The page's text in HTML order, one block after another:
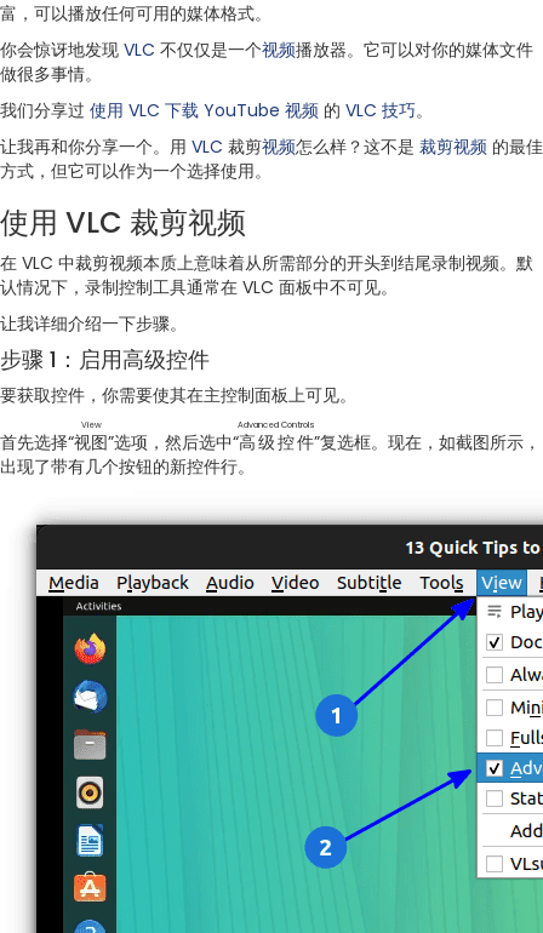
富，可以播放任何可用的媒体格式。
你会惊讶地发现 VLC 不仅仅是一个视频播放器。它可以对你的媒体文件
做很多事情。
我们分享过 使用 VLC 下载 YouTube 视频 的 VLC 技巧。
让我再和你分享一个。用 VLC 裁剪视频怎么样？这不是 裁剪视频 的最佳
方式，但它可以作为一个选择使用。
使用 VLC 裁剪视频
在 VLC 中裁剪视频本质上意味着从所需部分的开头到结尾录制视频。默
认情况下，录制控制工具通常在 VLC 面板中不可见。
让我详细介绍一下步骤。
步骤 1：启用高级控件
要获取控件，你需要使其在主控制面板上可见。
首先选择“视图
View
”选项，然后选中“高级控件
Advanced Controls
”复选框。现在，如截图所示，
出现了带有几个按钮的新控件行。